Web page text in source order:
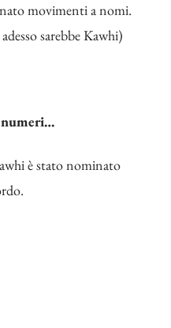
movimenti a nomi.
sarebbe Kawhi)
è stato nominato